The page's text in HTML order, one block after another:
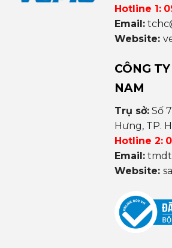
Hotline 1:
Email:
Website:
CÔNG
NAM
Trụ sở:Số
Hưng, TP.
Hotline 2:
Email:
Website: